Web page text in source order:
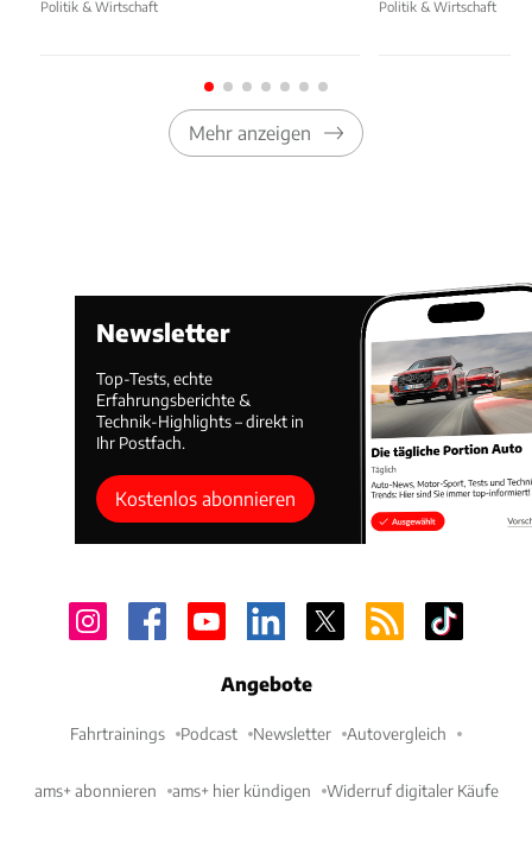
Politik & Wirtschaft Politik & Wirtschaft
Mehr anzeigen
Newsletter
Top-Tests, echte
Erfahrungsberichte &
Technik-Highlights – direkt in
Ihr Postfach.
Kostenlos abonnieren
Angebote
Fahrtrainings Podcast Newsletter Autovergleich
ams+ abonnieren ams+ hier kündigen Widerruf digitaler Käufe